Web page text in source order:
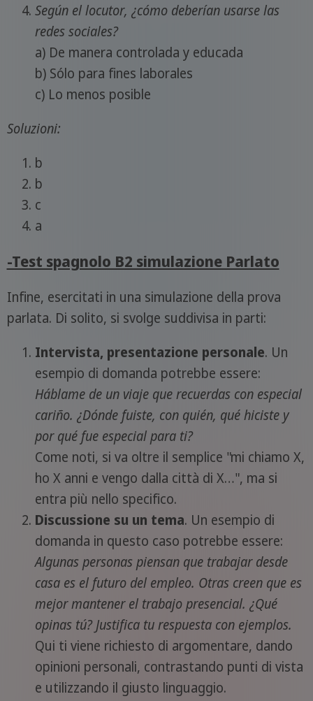
Según el locutor, ¿cómo deberían usarse las
redes sociales?
a) De manera controlada y educada
b) Sólo para fines laborales
c) Lo menos posible
Soluzioni:
b
b
c
a
-Test spagnolo B2 simulazione Parlato
Infine, esercitati in una simulazione della prova
parlata. Di solito, si svolge suddivisa in parti:
Intervista, presentazione personale. Un
esempio di domanda potrebbe essere:
Háblame de un viaje que recuerdas con especial
cariño. ¿Dónde fuiste, con quién, qué hiciste y
por qué fue especial para ti?
Come noti, si va oltre il semplice "mi chiamo X,
ho X anni e vengo dalla città di X…", ma si
entra più nello specifico.
Discussione su un tema. Un esempio di
domanda in questo caso potrebbe essere:
Algunas personas piensan que trabajar desde
casa es el futuro del empleo. Otras creen que es
mejor mantener el trabajo presencial. ¿Qué
opinas tú? Justifica tu respuesta con ejemplos.
Qui ti viene richiesto di argomentare, dando
opinioni personali, contrastando punti di vista
e utilizzando il giusto linguaggio.